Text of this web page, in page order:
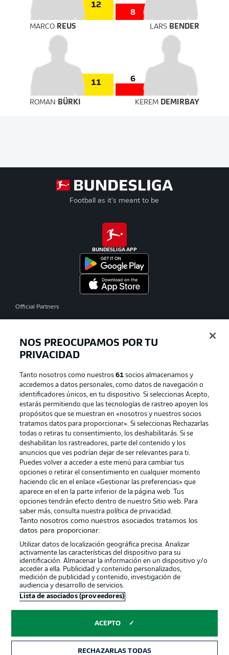
12
8
MARCO REUS LARS BENDER
11 6
ROMAN BÜRKI KEREM DEMIRBAY
Football as it's meant to be
BUNDESLIGA APP
Official Partners
Publicidad Aviso legal
Gestionar las preferencias Declaracion de privacidad
Canales Trabajos
Jugadores Condiciones de uso
Sello Editorial Contacto
© 2026 Bundesliga-Gruppe GmbH
Elegir idioma
NOS PREOCUPAMOS POR TU
PRIVACIDAD
Tanto nosotros como nuestros61 socios almacenamos y
accedemos a datos personales, como datos de navegación o
identificadores únicos, en tu dispositivo. Si seleccionas Acepto,
estarás permitiendo que las tecnologías de rastreo apoyen los
propósitos que se muestran en «nosotros y nuestros socios
tratamos datos para proporcionar». Si seleccionas Rechazarlas
todas o retiras tu consentimiento, los deshabilitarás. Si se
deshabilitan los rastreadores, parte del contenido y los
anuncios que ves podrían dejar de ser relevantes para ti.
Puedes volver a acceder a este menú para cambiar tus
opciones o retirar el consentimiento en cualquier momento
haciendo clic en el enlace «Gestionar las preferencias» que
aparece en el en la parte inferior de la página web. Tus
opciones tendrán efecto dentro de nuestro Sitio web. Para
saber más, consulta nuestra política de privacidad.
Tanto nosotros como nuestros asociados tratamos los
datos para proporcionar:
Utilizar datos de localización geográfica precisa. Analizar
activamente las características del dispositivo para su
identificación. Almacenar la información en un dispositivo y/o
acceder a ella. Publicidad y contenido personalizados,
medición de publicidad y contenido, investigación de
audiencia y desarrollo de servicios.
Lista de asociados (proveedores)
ACEPTO
RECHAZARLAS TODAS